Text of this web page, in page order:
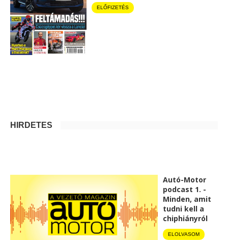
ELŐFIZETÉS
HIRDETÉS
Autó-Motor
podcast 1. -
Minden, amit
tudni kell a
chiphiányról
ELOLVASOM